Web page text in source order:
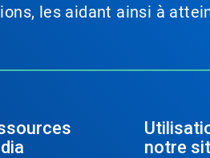
les aidant ainsi à
notre